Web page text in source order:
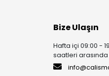
Bize Ulaşın
Hafta içi 09:00 -
saatleri